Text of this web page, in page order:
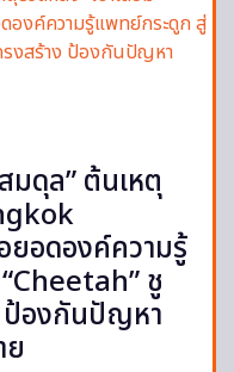
มดุล” ต้นเหตุ
อดองค์ความรู้
ชู
ป้องกันปัญหา